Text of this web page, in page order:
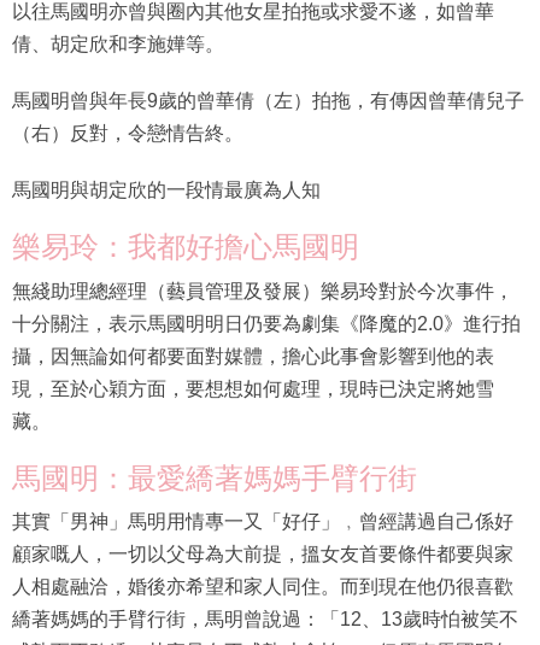
倩、胡定欣和李施嬅等。
（右）反對，令戀情告終。
無綫助理總經理（藝員管理及發展）樂易玲對於今次事件，
十分關注，表示馬國明明日仍要為劇集《降魔的2.0》進行拍
攝，因無論如何都要面對媒體，擔心此事會影響到他的表
現，至於心穎方面，要想想如何處理，現時已決定將她雪
藏。
其實「男神」馬明用情專一又「好仔」﹐曾經講過自己係好
顧家嘅人，一切以父母為大前提，搵女友首要條件都要與家
人相處融洽，婚後亦希望和家人同住。而到現在他仍很喜歡
繑著媽媽的手臂行街，馬明曾說過：「12、13歲時怕被笑不
成熟而不敢繑，其實只有不成熟才會怕。」但原來馬國明年